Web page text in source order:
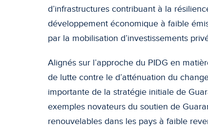
d’infrastructures contribuant à la
développement économique à faible
par la mobilisation d’investissements
Alignés sur l’approche du PIDG en
de lutte contre le d’atténuation du
importante de la stratégie initiale de
exemples novateurs du soutien de
renouvelables dans les pays à faible